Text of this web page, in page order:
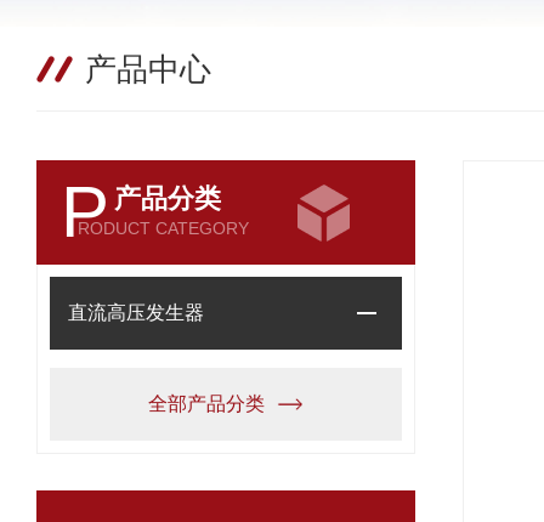
产品中心
P 产品分类
RODUCT CATEGORY
直流高压发生器
全部产品分类